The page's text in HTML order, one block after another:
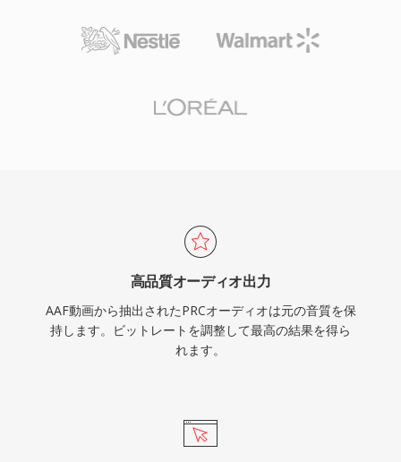
高品質オーディオ出力
AAF動画から抽出されたPRCオーディオは元の音質を保
持します。ビットレートを調整して最高の結果を得ら
れます。